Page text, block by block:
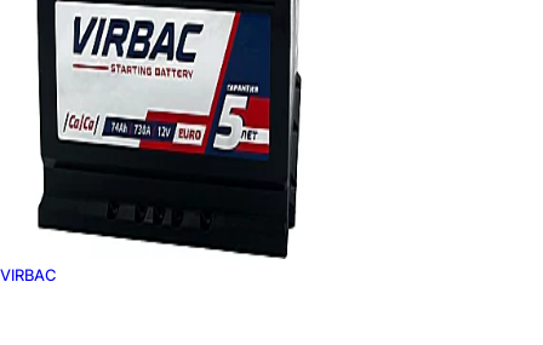
VIRBAC